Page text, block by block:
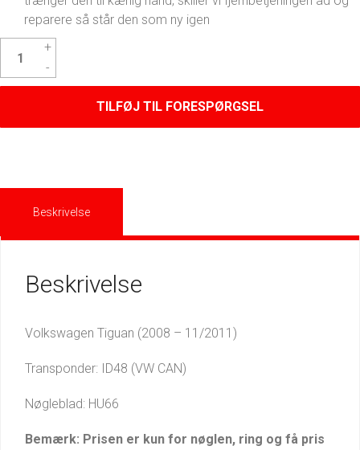
reparere så står den som ny igen
Volkswagen
Tiguan
Nøgle
TILFØJ TIL FORESPØRGSEL
Beskrivelse
Beskrivelse
Volkswagen Tiguan (2008 – 11/2011)
Transponder: ID48 (VW CAN)
Nøgleblad: HU66
Bemærk: Prisen er kun for nøglen, ring og få pris